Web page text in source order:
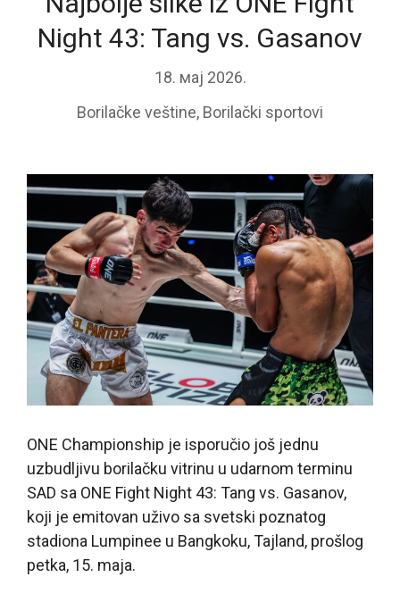
Night 43: Tang vs. Gasanov
18. мај 2026.
Borilačke veštine, Borilački sportovi
ONE Championship je isporučio još jednu
uzbudljivu borilačku vitrinu u udarnom terminu
SAD sa ONE Fight Night 43: Tang vs. Gasanov,
koji je emitovan uživo sa svetski poznatog
stadiona Lumpinee u Bangkoku, Tajland, prošlog
petka, 15. maja.